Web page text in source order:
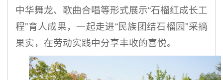
中华舞龙、歌曲合唱等形式展示“石榴红成长工
程”育人成果，一起走进“民族团结石榴园”采摘
果实，在劳动实践中分享丰收的喜悦。